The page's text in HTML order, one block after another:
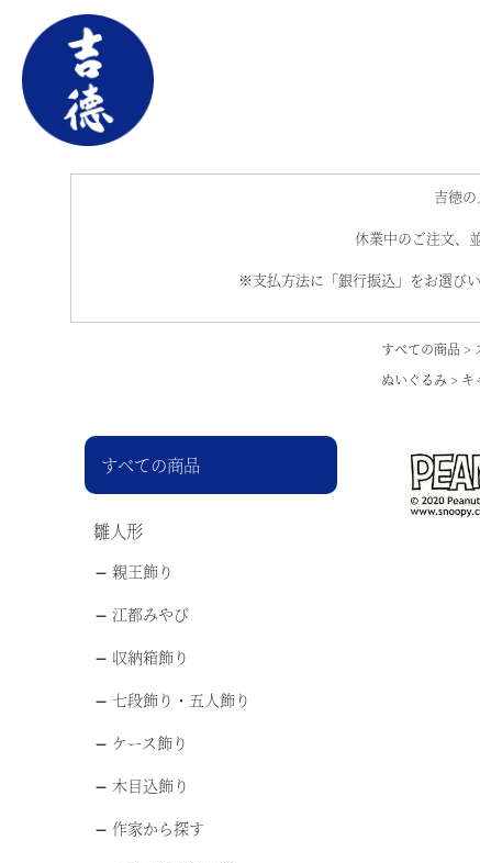
吉徳
休業中のご注文、
※支払方法に「銀行振込」をお選び
すべての商品
ぬいぐるみ
キ
すべての商品
雛人形
親王飾り
江都みやび
収納箱飾り
七段飾り・五人飾り
ケース飾り
木目込飾り
作家から探す